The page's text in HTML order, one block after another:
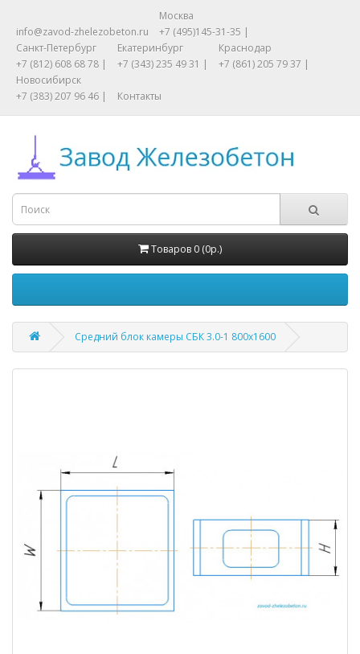
info@zavod-zhelezobeton.ru
Москва
+7 (495)145-31-35 |
Санкт-Петербург
+7 (812) 608 68 78 |
Екатеринбург
+7 (343) 235 49 31 |
Краснодар
+7 (861) 205 79 37 |
Новосибирск
+7 (383) 207 96 46 |
Контакты
Товаров 0 (0р.)
Средний блок камеры СБК 3.0-1 800x1600